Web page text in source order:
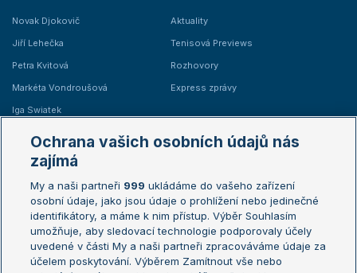
Novak Djokovič
Jiří Lehečka
Petra Kvitová
Markéta Vondroušová
Iga Swiatek
Aktuality
Tenisová Previews
Rozhovory
Express zprávy
Žebříčky
Žebříček ATP (muži)
Žebříček WTA (ženy)
Sázkařský žebříček
Australian Open
French Open
Wimbledon
US Open
Ochrana vašich osobních údajů nás
zajímá
My a naši partneři 999 ukládáme do vašeho zařízení
osobní údaje, jako jsou údaje o prohlížení nebo jedinečné
identifikátory, a máme k nim přístup. Výběr Souhlasím
umožňuje, aby sledovací technologie podporovaly účely
uvedené v části My a naši partneři zpracováváme údaje za
účelem poskytování. Výběrem Zamítnout vše nebo